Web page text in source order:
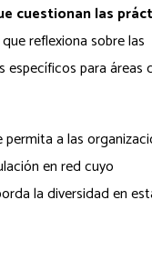
cuestionan las
reflexiona sobre las
para áreas
a las
en red cuyo
la diversidad en